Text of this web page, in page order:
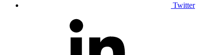
Twitter